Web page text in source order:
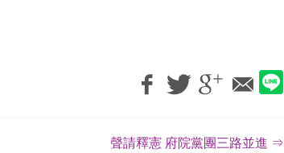
聲請釋憲 府院黨團三路並進 ⇒